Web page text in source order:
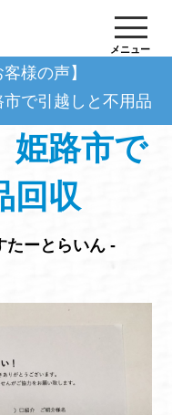
メニュー
客様の声】
市で引越しと不用品回
姫路市で
回収
たーとらいん -